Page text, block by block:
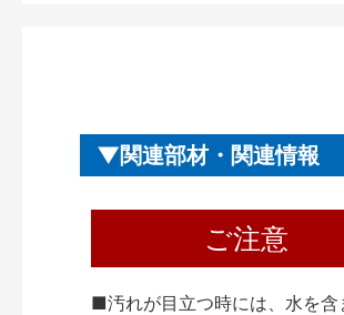
関連部材・関連情報
ご注意
■汚れが目立つ時には、水を